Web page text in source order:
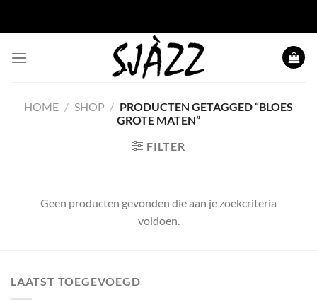
HOME / SHOP / PRODUCTEN GETAGGED “BLOES
GROTE MATEN”
FILTER
Geen producten gevonden die aan je zoekcriteria
voldoen.
LAATST TOEGEVOEGD